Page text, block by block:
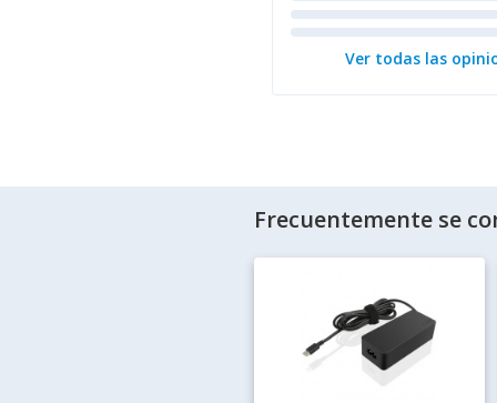
Ver todas las
Frecuentemente se